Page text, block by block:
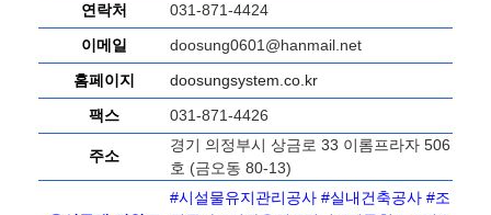
연락처
031-871-4424
이메일
doosung0601@hanmail.net
홈페이지
doosungsystem.co.kr
팩스
031-871-4426
주소
경기 의정부시 상금로 33 이롬프라자 506
호 (금오동 80-13)
#시설물유지관리공사 #실내건축공사 #조